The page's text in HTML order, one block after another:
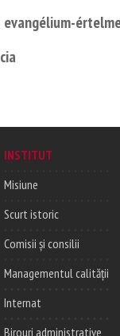
evangélium-
INSTITUT
Misiune
Scurt istoric
Comisii și consilii
Managementul calității
Internat
Birouri administrative